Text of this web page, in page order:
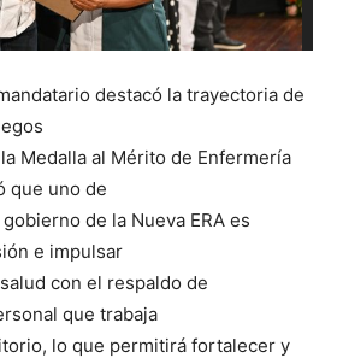
destacó la trayectoria de
Medalla al Mérito de Enfermería
que uno de
de la Nueva ERA es
e impulsar
con el respaldo de
que trabaja
lo que permitirá fortalecer y